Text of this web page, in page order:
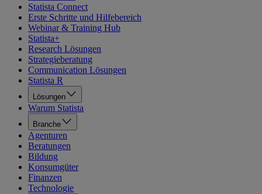
Statista Connect
Erste Schritte und Hilfebereich
Webinar & Training Hub
Statista+
Research Lösungen
Strategieberatung
Communication Lösungen
Statista R
Lösungen
Warum Statista
Branche
Agenturen
Beratungen
Bildung
Konsumgüter
Finanzen
Technologie